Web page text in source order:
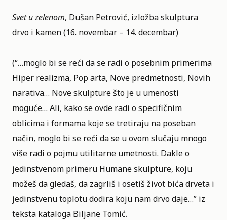
Svet u zelenom, Dušan Petrović, izložba skulptura
drvo i kamen (16. novembar – 14. decembar)
(“…moglo bi se reći da se radi o posebnim primerima
Hiper realizma, Pop arta, Nove predmetnosti, Novih
narativa… Nove skulpture što je u umenosti
moguće… Ali, kako se ovde radi o specifičnim
oblicima i formama koje se tretiraju na poseban
način, moglo bi se reći da se u ovom slučaju mnogo
više radi o pojmu utilitarne umetnosti. Dakle o
jedinstvenom primeru Humane skulpture, koju
možeš da gledaš, da zagrliš i osetiš život bića drveta i
jedinstvenu toplotu dodira koju nam drvo daje…” iz
teksta kataloga Biljane Tomić.